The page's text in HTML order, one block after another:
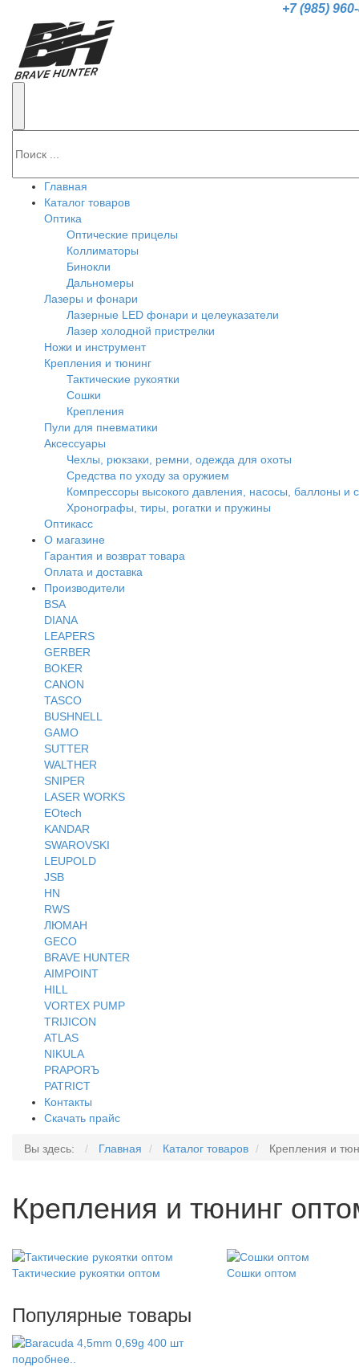
+7 (985)
Главная
Каталог товаров
Оптика
Оптические прицелы
Коллиматоры
Бинокли
Дальномеры
Лазеры и фонари
Лазерные LED фонари и целеуказатели
Лазер холодной пристрелки
Ножи и инструмент
Крепления и тюнинг
Тактические рукоятки
Сошки
Крепления
Пули для пневматики
Аксессуары
Чехлы, рюкзаки, ремни, одежда для охоты
Средства по уходу за оружием
Компрессоры высокого давления, насосы, баллоны и
Хронографы, тиры, рогатки и пружины
Оптикасс
О магазине
Гарантия и возврат товара
Оплата и доставка
Производители
BSA
DIANA
LEAPERS
GERBER
BOKER
CANON
TASCO
BUSHNELL
GAMO
SUTTER
WALTHER
SNIPER
LASER WORKS
EOtech
KANDAR
SWAROVSKI
LEUPOLD
JSB
HN
RWS
ЛЮМАН
GECO
BRAVE HUNTER
AIMPOINT
HILL
VORTEX PUMP
TRIJICON
ATLAS
NIKULA
PRAPORЪ
PATRICT
Контакты
Скачать прайс
Вы здесь: Главная Каталог товаров Крепления и
Крепления и тюнинг
Тактические рукоятки оптом Сошки оптом
Популярные товары
подробнее..